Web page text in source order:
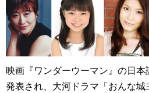
映画『ワンダーウーマン』の日
発表され、大河ドラマ「おんな